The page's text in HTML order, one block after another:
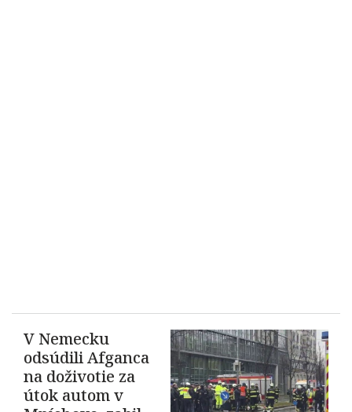
V Nemecku
odsúdili Afganca
na doživotie za
útok autom v